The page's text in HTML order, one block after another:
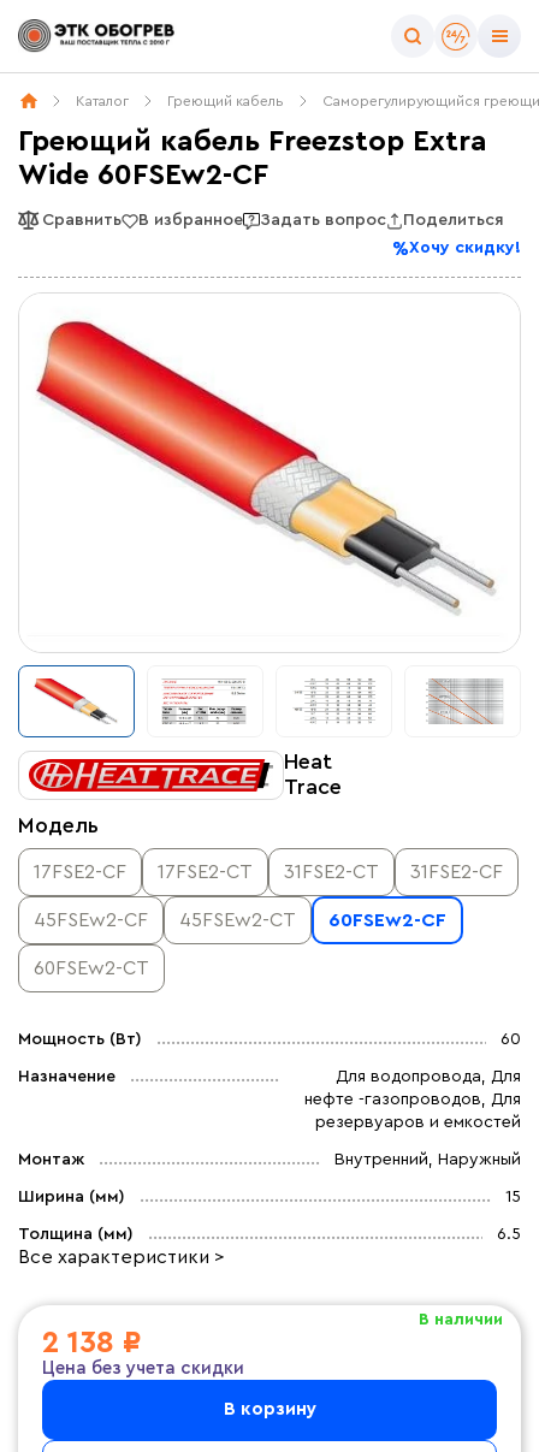
Каталог Греющий кабель Саморегулирующийся
Греющий кабель Freezstop Extra
Wide 60FSEw2-CF
Сравнить В избранное Задать вопрос
Поделиться
Хочу скидку!
Heat
Trace
Модель
17FSE2-CF 17FSE2-CT 31FSE2-CT 31FSE2-CF
45FSEw2-CF 45FSEw2-CT 60FSEw2-CF
60FSEw2-CT
Мощность (Вт) 60
Назначение
Для водопровода, Для
нефте -газопроводов, Для
резервуаров и емкостей
Монтаж Внутренний, Наружный
Ширина (мм) 15
Толщина (мм) 6.5
Все характеристики >
В наличии
2 138 ₽
Цена без учета скидки
В корзину